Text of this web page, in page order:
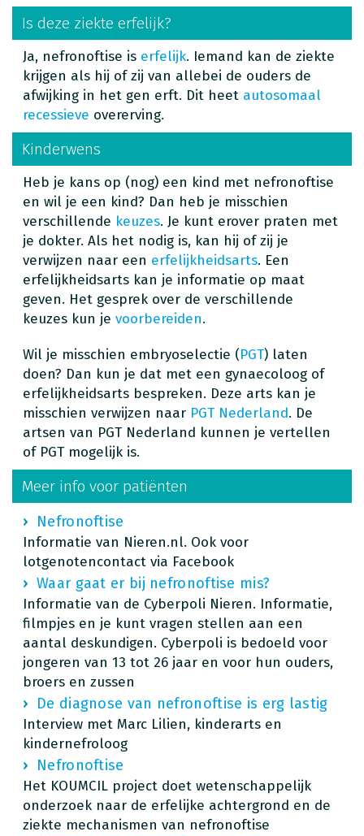
Is deze ziekte erfelijk?
Ja, nefronoftise is erfelijk. Iemand kan de ziekte
krijgen als hij of zij van allebei de ouders de
afwijking in het gen erft. Dit heet autosomaal
recessieve overerving.
Kinderwens
Heb je kans op (nog) een kind met nefronoftise
en wil je een kind? Dan heb je misschien
verschillende keuzes. Je kunt erover praten met
je dokter. Als het nodig is, kan hij of zij je
verwijzen naar een erfelijkheidsarts. Een
erfelijkheidsarts kan je informatie op maat
geven. Het gesprek over de verschillende
keuzes kun je voorbereiden.
Wil je misschien embryoselectie (PGT) laten
doen? Dan kun je dat met een gynaecoloog of
erfelijkheidsarts bespreken. Deze arts kan je
misschien verwijzen naar PGT Nederland. De
artsen van PGT Nederland kunnen je vertellen
of PGT mogelijk is.
Meer info voor patiënten
Nefronoftise
Informatie van Nieren.nl. Ook voor
lotgenotencontact via Facebook
Waar gaat er bij nefronoftise mis?
Informatie van de Cyberpoli Nieren. Informatie,
filmpjes en je kunt vragen stellen aan een
aantal deskundigen. Cyberpoli is bedoeld voor
jongeren van 13 tot 26 jaar en voor hun ouders,
broers en zussen
De diagnose van nefronoftise is erg lastig
Interview met Marc Lilien, kinderarts en
kindernefroloog
Nefronoftise
Het KOUMCIL project doet wetenschappelijk
onderzoek naar de erfelijke achtergrond en de
ziekte mechanismen van nefronoftise